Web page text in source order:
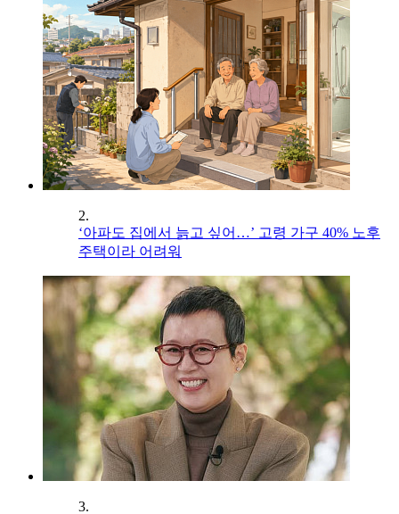
2.
‘아파도 집에서 늙고 싶어…’ 고령 가구 40% 노후
주택이라 어려워
3.